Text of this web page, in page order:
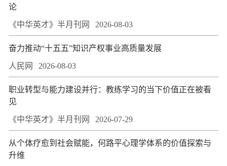
论
《中华英才》半月刊网 2026-08-03
奋力推动“十五五”知识产权事业高质量发展
人民网 2026-08-03
职业转型与能力建设并行：教练学习的当下价值正在被看
见
《中华英才》半月刊网 2026-07-29
从个体疗愈到社会赋能，何路平心理学体系的价值探索与
升维